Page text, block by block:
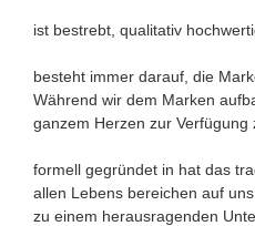
ist bestrebt, qualitativ
besteht immer darauf, die
Während wir dem Marken
ganzem Herzen zur Verfügung
formell gegründet in hat das
allen Lebens bereichen auf
zu einem herausragenden